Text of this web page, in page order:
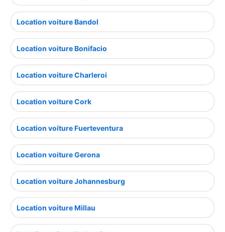
Location voiture Bandol
Location voiture Bonifacio
Location voiture Charleroi
Location voiture Cork
Location voiture Fuerteventura
Location voiture Gerona
Location voiture Johannesburg
Location voiture Millau